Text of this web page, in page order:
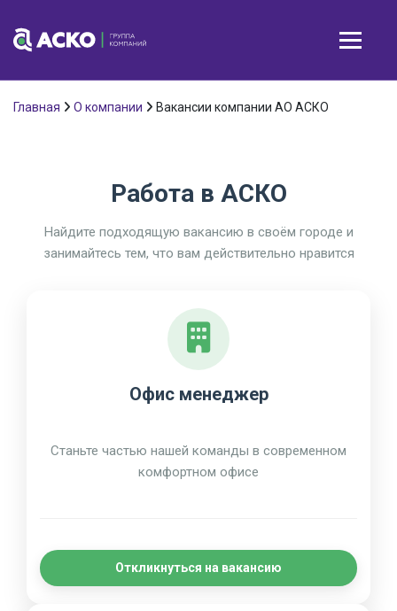
Главная О компании Вакансии компании АО АСКО
Работа в АСКО
Найдите подходящую вакансию в своём городе и
занимайтесь тем, что вам действительно нравится
Офис менеджер
Станьте частью нашей команды в современном
комфортном офисе
Откликнуться на вакансию